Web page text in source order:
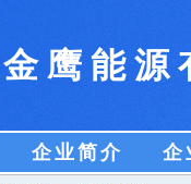
鹰能源
企业简介 企